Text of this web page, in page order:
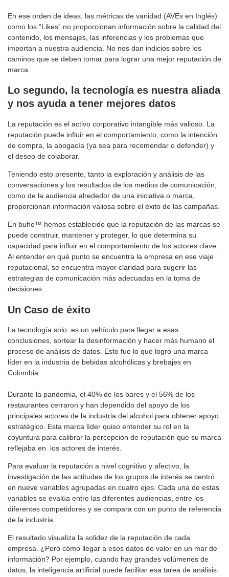
En ese orden de ideas, las métricas de vanidad (AVEs en Inglés)
como los “Likes” no proporcionan información sobre la calidad del
contenido, los mensajes, las inferencias y los problemas que
importan a nuestra audiencia. No nos dan indicios sobre los
caminos que se deben tomar para lograr una mejor reputación de
marca.
Lo segundo, la tecnología es nuestra aliada
y nos ayuda a tener mejores datos
La reputación es el activo corporativo intangible más valioso. La
reputación puede influir en el comportamiento, como la intención
de compra, la abogacía (ya sea para recomendar o defender) y
el deseo de colaborar.
Teniendo esto presente, tanto la exploración y análisis de las
conversaciones y los resultados de los medios de comunicación,
como de la audiencia alrededor de una iniciativa o marca,
proporcionan información valiosa sobre el éxito de las campañas.
En buho™ hemos establecido que la reputación de las marcas se
puede construir, mantener y proteger, lo que determina su
capacidad para influir en el comportamiento de los actores clave.
Al entender en qué punto se encuentra la empresa en ese viaje
reputacional, se encuentra mayor claridad para sugerir las
estrategias de comunicación más adecuadas en la toma de
decisiones.
Un Caso de éxito
La tecnología solo es un vehículo para llegar a esas
conclusiones, sortear la desinformación y hacer más humano el
proceso de análisis de datos. Esto fue lo que logró una marca
líder en la industria de bebidas alcohólicas y brebajes en
Colombia.
Durante la pandemia, el 40% de los bares y el 56% de los
restaurantes cerraron y han dependido del apoyo de los
principales actores de la industria del alcohol para obtener apoyo
estratégico. Esta marca líder quiso entender su rol en la
coyuntura para calibrar la percepción de reputación que su marca
reflejaba en los actores de interés.
Para evaluar la reputación a nivel cognitivo y afectivo, la
investigación de las actitudes de los grupos de interés se centró
en nueve variables agrupadas en cuatro ejes. Cada una de estas
variables se evalúa entre las diferentes audiencias, entre los
diferentes competidores y se compara con un punto de referencia
de la industria.
El resultado visualiza la solidez de la reputación de cada
empresa. ¿Pero cómo llegar a esos datos de valor en un mar de
información? Por ejemplo, cuando hay grandes volúmenes de
datos, la inteligencia artificial puede facilitar esa tarea de análisis